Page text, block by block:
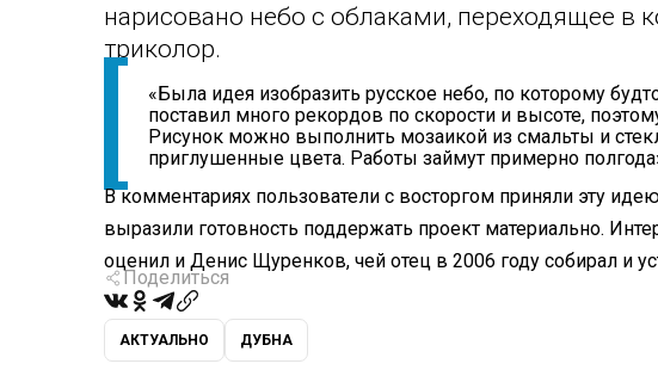
нарисовано небо с облаками, переходящее в
триколор.
«Была идея изобразить русское небо, по которому
поставил много рекордов по скорости и высоте,
Рисунок можно выполнить мозаикой из смальты и
приглушенные цвета. Работы займут примерно
В комментариях пользователи с восторгом приняли эту
выразили готовность поддержать проект материально.
оценил и Денис Щуренков, чей отец в 2006 году собирал и
Поделиться
АКТУАЛЬНО ДУБНА